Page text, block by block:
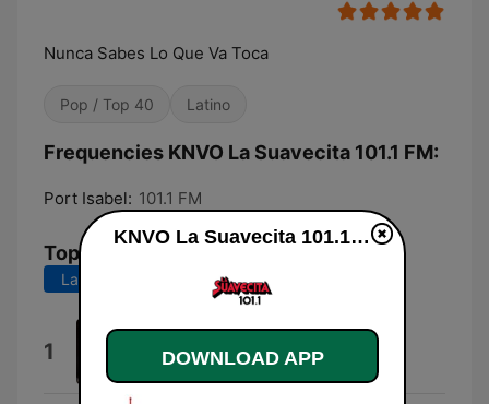
Nunca Sabes Lo Que Va Toca
Pop / Top 40 Latino
Frequencies KNVO La Suavecita 101.1 FM:
Port Isabel: 101.1 FM
Top Songs
Last 7 days Last 30 days
1 Sylh
KNVO La Suavecita 101.1 FM live
DOWNLOAD APP